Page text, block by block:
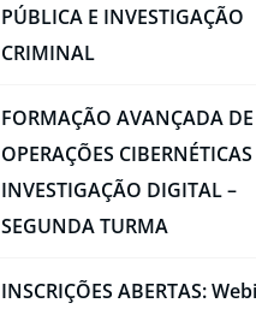
PÚBLICA E INVESTIGAÇÃO
CRIMINAL​
FORMAÇÃO AVANÇADA DE
OPERAÇÕES CIBERNÉTICAS
INVESTIGAÇÃO DIGITAL –
SEGUNDA TURMA​
INSCRIÇÕES ABERTAS: